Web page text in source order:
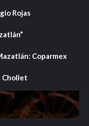
Rojas
Coparmex
Chollet